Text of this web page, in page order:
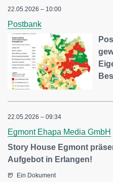
22.05.2026 – 10:00
Postbank
22.05.2026 – 09:34
Egmont Ehapa Media GmbH
Story House Egmont
Aufgebot in Erlangen!
Ein Dokument